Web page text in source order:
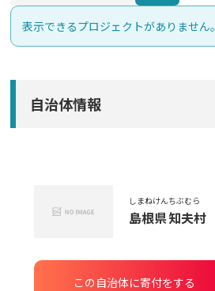
表示できるプロジェクトがありません。
自治体情報
しまねけん
島根県
ちぶむら
知夫村
この自治体に寄付をする